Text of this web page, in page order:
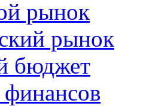
рынок
рынок
бюджет